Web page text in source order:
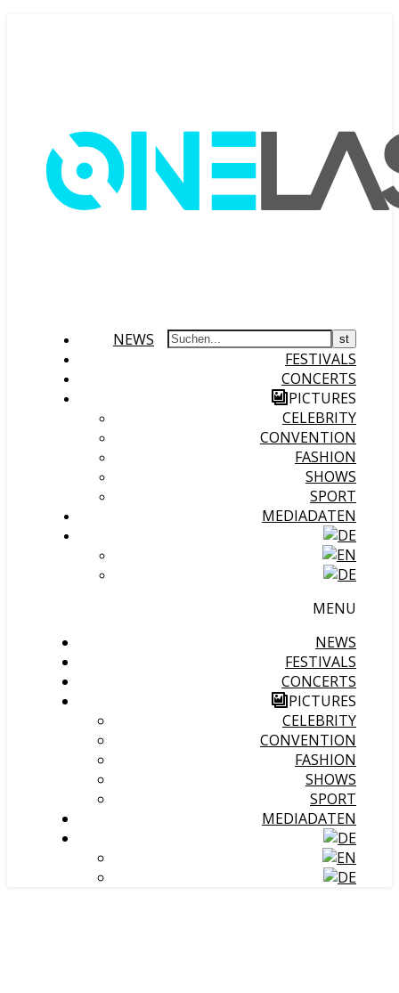
NEWS
FESTIVALS
CONCERTS
PICTURES
CELEBRITY
CONVENTION
FASHION
SHOWS
SPORT
MEDIADATEN
MENU
NEWS
FESTIVALS
CONCERTS
PICTURES
CELEBRITY
CONVENTION
FASHION
SHOWS
SPORT
MEDIADATEN